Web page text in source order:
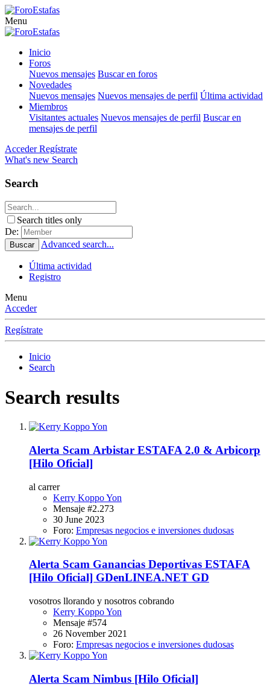
Menu
Inicio
Foros
Nuevos mensajes Buscar en foros
Novedades
Nuevos mensajes Nuevos mensajes de perfil Última actividad
Miembros
Visitantes actuales Nuevos mensajes de perfil Buscar en
mensajes de perfil
Acceder Regístrate
What's new Search
Search
Search titles only
De:
Buscar Advanced search...
Última actividad
Registro
Menu
Acceder
Regístrate
Inicio
Search
Search results
Alerta Scam Arbistar ESTAFA 2.0 & Arbicorp
[Hilo Oficial]
al carrer
Kerry Koppo Yon
Mensaje #2.273
30 June 2023
Foro: Empresas negocios e inversiones dudosas
Alerta Scam Ganancias Deportivas ESTAFA
[Hilo Oficial] GDenLINEA.NET GD
vosotros llorando y nosotros cobrando
Kerry Koppo Yon
Mensaje #574
26 November 2021
Foro: Empresas negocios e inversiones dudosas
Alerta Scam Nimbus [Hilo Oficial]